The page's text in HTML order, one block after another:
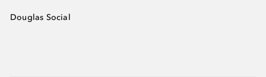
Douglas Social